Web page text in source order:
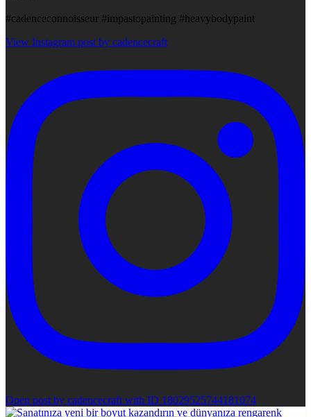
#cadenceconnoisseur #impastopainting #heavybodypaint
View Instagram post by cadencecraft
Open post by cadencecraft with ID 18029525744181074